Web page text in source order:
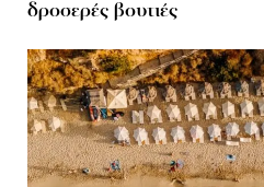
δροσερές βουτιές